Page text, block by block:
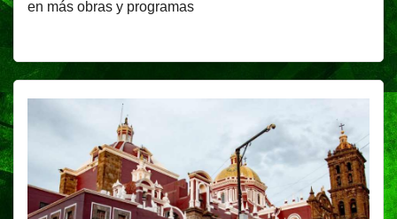
en más obras y programas